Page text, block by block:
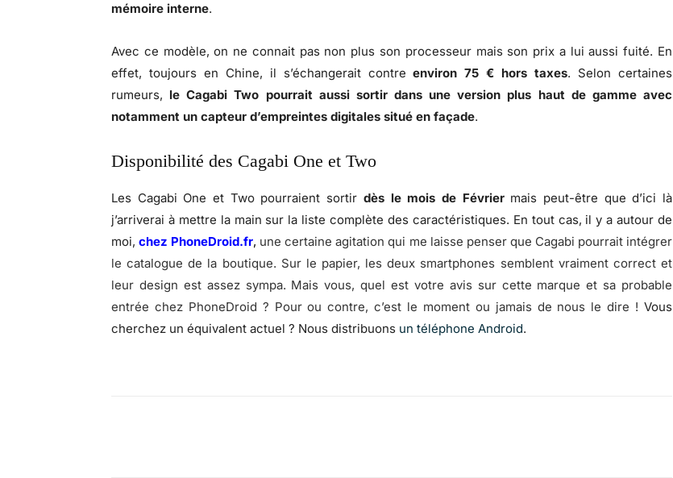
mémoire interne.
Avec ce modèle, on ne connait pas non plus son processeur mais son prix a lui aussi fuité. En
effet, toujours en Chine, il s’échangerait contreenviron 75 € hors taxes. Selon certaines
rumeurs, le Cagabi Two pourrait aussi sortir dans une version plus haut de gamme avec
notamment un capteur d’empreintes digitales situé en façade.
Disponibilité des Cagabi One et Two
Les Cagabi One et Two pourraient sortir dès le mois de Févriermais peut-être que d’ici là
j’arriverai à mettre la main sur la liste complète des caractéristiques. En tout cas, il y a autour de
moi,chez PhoneDroid.fr, une certaine agitation qui me laisse penser que Cagabi pourrait intégrer
le catalogue de la boutique. Sur le papier, les deux smartphones semblent vraiment correct et
leur design est assez sympa. Mais vous, quel est votre avis sur cette marque et sa probable
entrée chez PhoneDroid ? Pour ou contre, c’est le moment ou jamais de nous le dire ! Vous
cherchez un équivalent actuel ? Nous distribuons un téléphone Android.